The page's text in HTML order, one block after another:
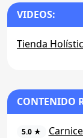
VIDEOS:
Tienda
CONTENIDO
5.0 ★